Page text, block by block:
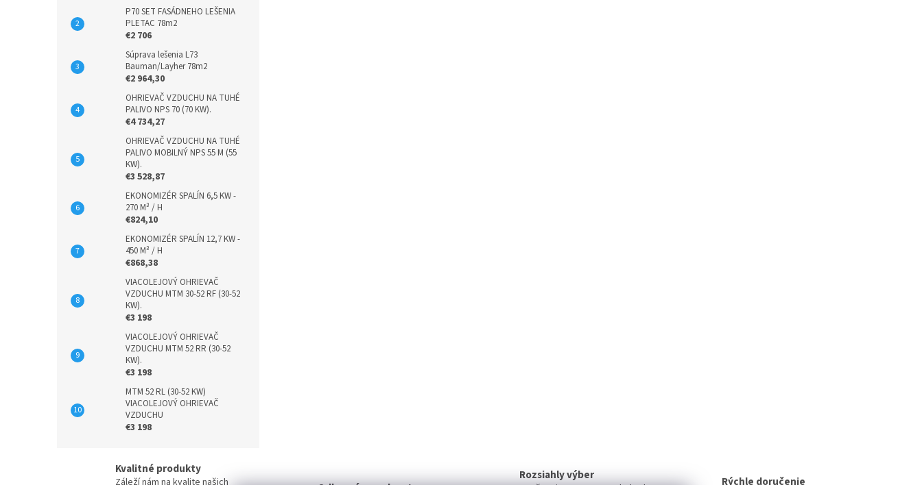
P70 SET FASÁDNEHO LEŠENIA
PLETAC 78m2
€2 706
Súprava lešenia L73
Bauman/Layher 78m2
€2 964,30
OHRIEVAČ VZDUCHU NA TUHÉ
PALIVO NPS 70 (70 KW).
€4 734,27
OHRIEVAČ VZDUCHU NA TUHÉ
PALIVO MOBILNÝ NPS 55 M (55
KW).
€3 528,87
EKONOMIZÉR SPALÍN 6,5 KW -
270 M³ / H
€824,10
EKONOMIZÉR SPALÍN 12,7 KW -
450 M³ / H
€868,38
VIACOLEJOVÝ OHRIEVAČ
VZDUCHU MTM 30-52 RF (30-52
KW).
€3 198
VIACOLEJOVÝ OHRIEVAČ
VZDUCHU MTM 52 RR (30-52
KW).
€3 198
MTM 52 RL (30-52 KW)
VIACOLEJOVÝ OHRIEVAČ
VZDUCHU
€3 198
Kvalitné produkty
Záleží nám na kvalite našich Rozsiahly výber Rýchle doručenie